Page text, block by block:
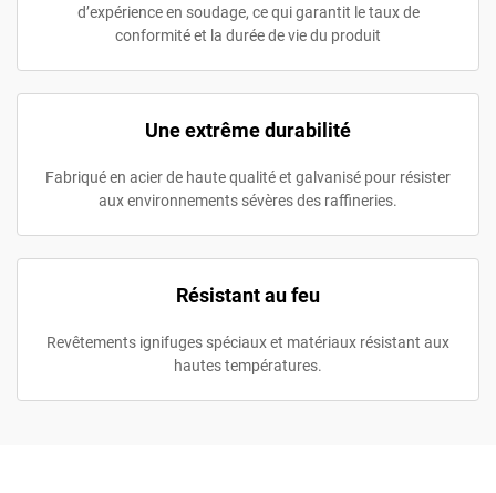
d’expérience en soudage, ce qui garantit le taux de
conformité et la durée de vie du produit
Une extrême durabilité
Fabriqué en acier de haute qualité et galvanisé pour résister
aux environnements sévères des raffineries.
Résistant au feu
Revêtements ignifuges spéciaux et matériaux résistant aux
hautes températures.